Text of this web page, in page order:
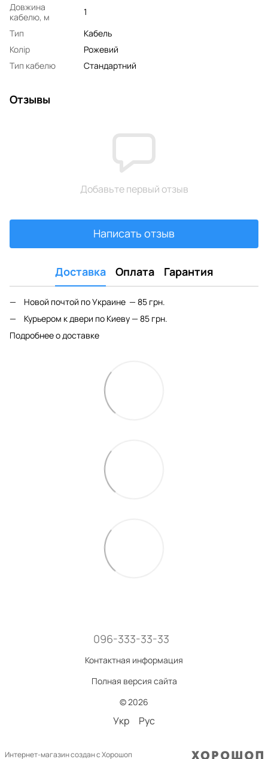
Довжина
кабелю, м
1
Тип
Кабель
Колір
Рожевий
Тип кабелю
Стандартний
Отзывы
Добавьте первый отзыв
Написать отзыв
Доставка Оплата Гарантия
Новой почтой по Украине — 85 грн.
Курьером к двери по Киеву — 85 грн.
Подробнее о доставке
096-333-33-33
Контактная информация
Полная версия сайта
© 2026
Укр Рус
Интернет-магазин создан с Хорошоп